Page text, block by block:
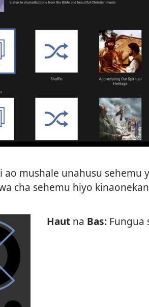
ao mushale unahusu sehemu
cha sehemu hiyo
Haut na Bas: Fungua